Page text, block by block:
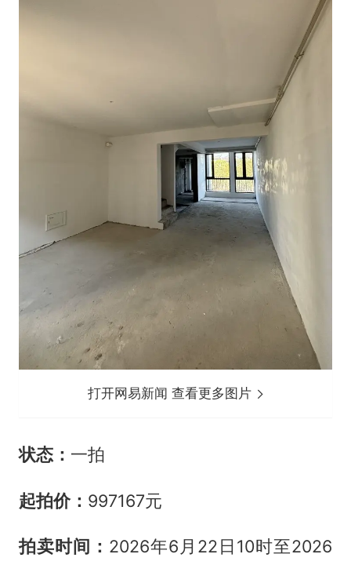
打开网易新闻 查看更多图片
状态： 一拍
起拍价： 997167元
拍卖时间： 2026年6月22日10时至2026